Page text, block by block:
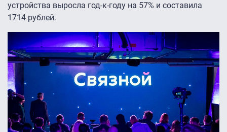
устройства выросла год-к-году на 57% и составила
1714 рублей.